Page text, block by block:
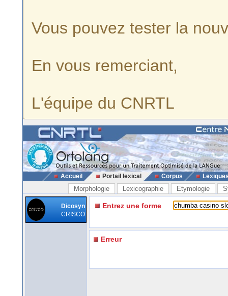
Vous pouvez tester la
En vous remerciant,
L'équipe du CNRTL
Accueil Portail lexical Corpus
Morphologie Lexicographie Etymologie
Dicosyn
CRISCO
Entrez une forme
Erreur